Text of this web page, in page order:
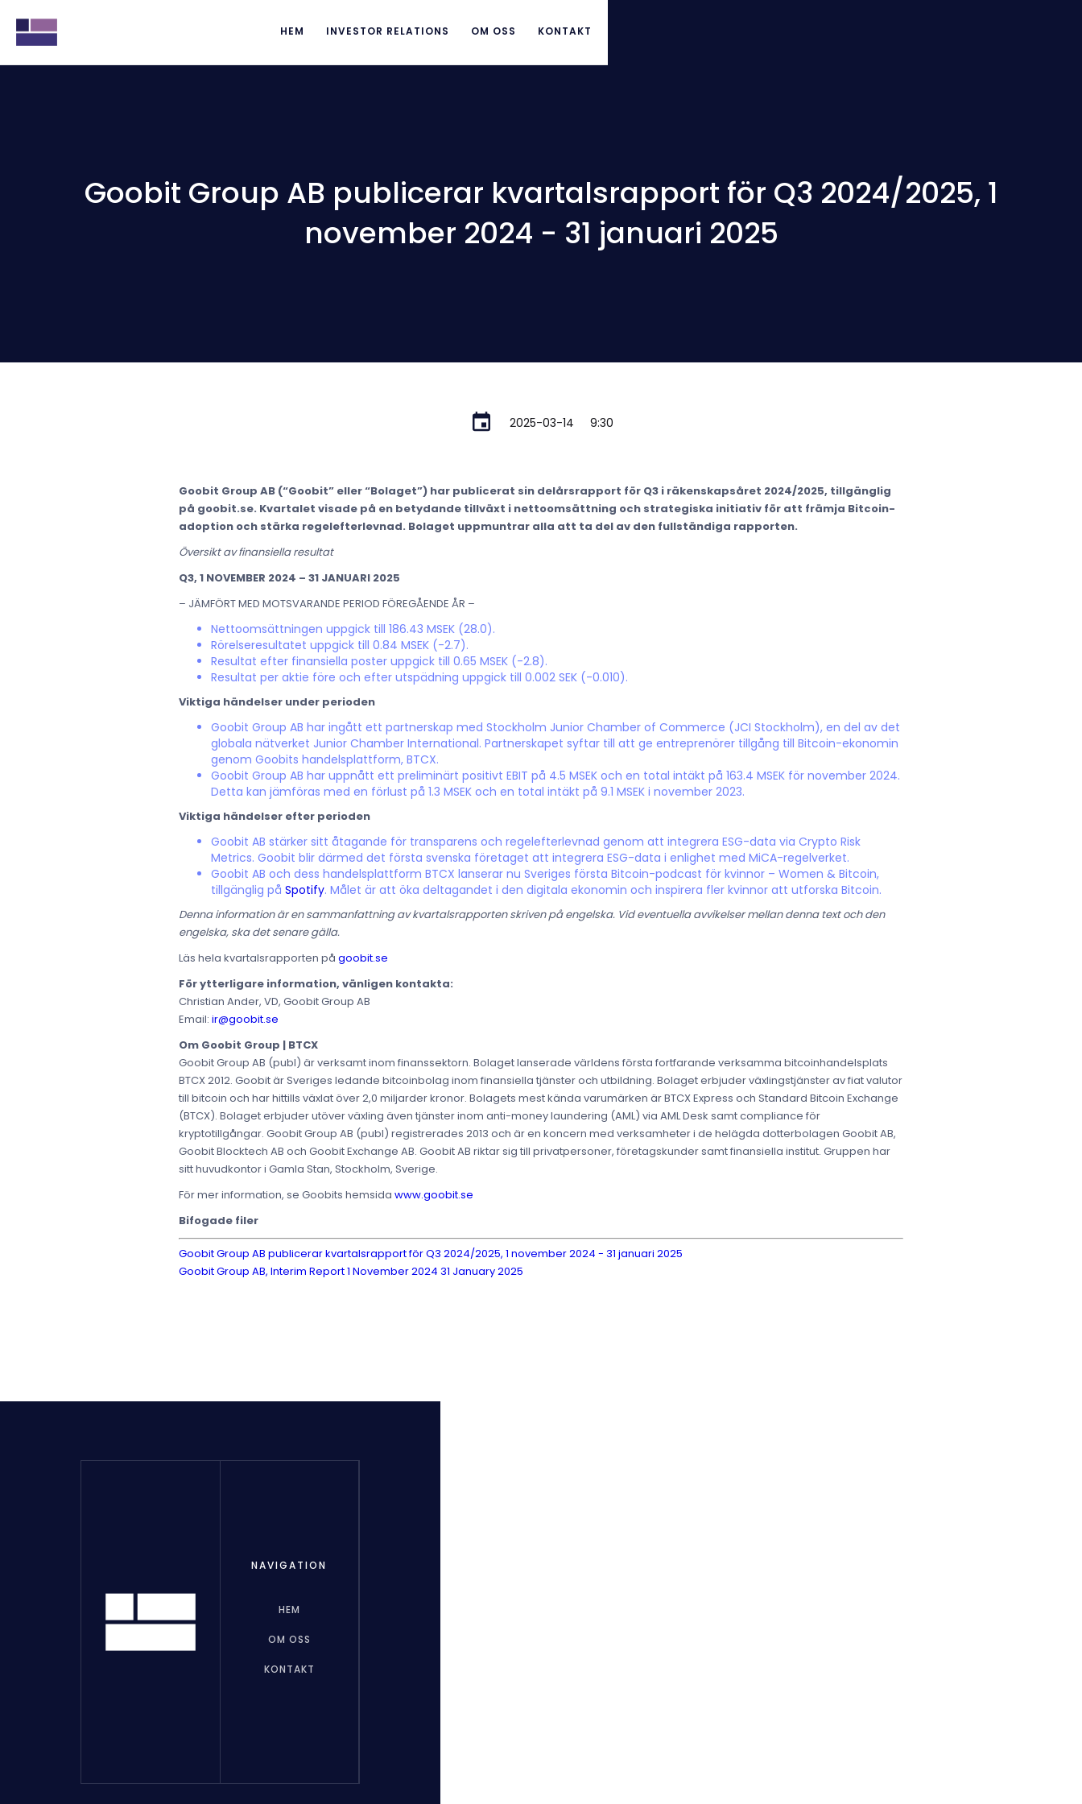
HEM INVESTOR RELATIONS OM OSS KONTAKT
Goobit Group AB publicerar kvartalsrapport för Q3 2024/2025, 1
november 2024 - 31 januari 2025
2025-03-14 9:30
Goobit Group AB (“Goobit” eller “Bolaget”) har publicerat sin delårsrapport för Q3 i räkenskapsåret 2024/2025, tillgänglig
på goobit.se. Kvartalet visade på en betydande tillväxt i nettoomsättning och strategiska initiativ för att främja Bitcoin-
adoption och stärka regelefterlevnad. Bolaget uppmuntrar alla att ta del av den fullständiga rapporten.
Översikt av finansiella resultat
Q3, 1 NOVEMBER 2024 – 31 JANUARI 2025
– JÄMFÖRT MED MOTSVARANDE PERIOD FÖREGÅENDE ÅR –
Nettoomsättningen uppgick till 186.43 MSEK (28.0).
Rörelseresultatet uppgick till 0.84 MSEK (-2.7).
Resultat efter finansiella poster uppgick till 0.65 MSEK (-2.8).
Resultat per aktie före och efter utspädning uppgick till 0.002 SEK (-0.010).
Viktiga händelser under perioden
Goobit Group AB har ingått ett partnerskap med Stockholm Junior Chamber of Commerce (JCI Stockholm), en del av det
globala nätverket Junior Chamber International. Partnerskapet syftar till att ge entreprenörer tillgång till Bitcoin-ekonomin
genom Goobits handelsplattform, BTCX.
Goobit Group AB har uppnått ett preliminärt positivt EBIT på 4.5 MSEK och en total intäkt på 163.4 MSEK för november 2024.
Detta kan jämföras med en förlust på 1.3 MSEK och en total intäkt på 9.1 MSEK i november 2023.
Viktiga händelser efter perioden
Goobit AB stärker sitt åtagande för transparens och regelefterlevnad genom att integrera ESG-data via Crypto Risk
Metrics. Goobit blir därmed det första svenska företaget att integrera ESG-data i enlighet med MiCA-regelverket.
Goobit AB och dess handelsplattform BTCX lanserar nu Sveriges första Bitcoin-podcast för kvinnor – Women & Bitcoin,
tillgänglig på Spotify. Målet är att öka deltagandet i den digitala ekonomin och inspirera fler kvinnor att utforska Bitcoin.
Denna information är en sammanfattning av kvartalsrapporten skriven på engelska. Vid eventuella avvikelser mellan denna text och den
engelska, ska det senare gälla.
Läs hela kvartalsrapporten på goobit.se
För ytterligare information, vänligen kontakta:
Christian Ander, VD, Goobit Group AB
Email: ir@goobit.se
Om Goobit Group | BTCX
Goobit Group AB (publ) är verksamt inom finanssektorn. Bolaget lanserade världens första fortfarande verksamma bitcoinhandelsplats
BTCX 2012. Goobit är Sveriges ledande bitcoinbolag inom finansiella tjänster och utbildning. Bolaget erbjuder växlingstjänster av fiat valutor
till bitcoin och har hittills växlat över 2,0 miljarder kronor. Bolagets mest kända varumärken är BTCX Express och Standard Bitcoin Exchange
(BTCX). Bolaget erbjuder utöver växling även tjänster inom anti-money laundering (AML) via AML Desk samt compliance för
kryptotillgångar. Goobit Group AB (publ) registrerades 2013 och är en koncern med verksamheter i de helägda dotterbolagen Goobit AB,
Goobit Blocktech AB och Goobit Exchange AB. Goobit AB riktar sig till privatpersoner, företagskunder samt finansiella institut. Gruppen har
sitt huvudkontor i Gamla Stan, Stockholm, Sverige.
För mer information, se Goobits hemsida www.goobit.se
Bifogade filer
Goobit Group AB publicerar kvartalsrapport för Q3 2024/2025, 1 november 2024 - 31 januari 2025
Goobit Group AB, Interim Report 1 November 2024 31 January 2025
NAVIGATION
HEM
OM OSS
KONTAKT